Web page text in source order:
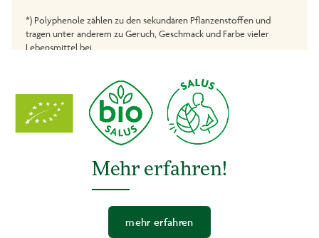
*) Polyphenole zählen zu den sekundären Pflanzenstoffen und
tragen unter anderem zu Geruch, Geschmack und Farbe vieler
Lebensmittel bei
natürliche Aromen werden durch einen Umbeutel geschützt.
Mehr erfahren!
mehr erfahren